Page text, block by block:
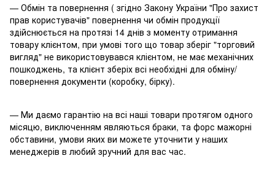
— Обмін та повернення ( згідно Закону України "Про захист
прав користувачів" повернення чи обмін продукції
здійснюється на протязі 14 днів з моменту отримання
товару клієнтом, при умові того що товар зберіг "торговий
вигляд" не використовувався клієнтом, не має механічних
пошкоджень, та клієнт зберіх всі необхідні для обміну/
повернення документи (коробку, бірку).
— Ми даємо гарантію на всі наші товари протягом одного
місяцю, виключенням являються браки, та форс мажорні
обставини, умови яких ви можете уточнити у наших
менеджерів в любий зручний для вас час.